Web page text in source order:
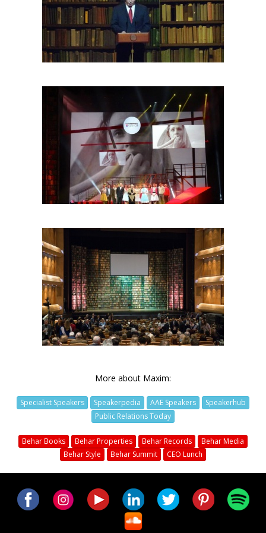
More about Maxim:
Specialist Speakers Speakerpedia AAE Speakers
Speakerhub
Public Relations Today
Behar Books Behar Properties Behar Records
Behar Media
Behar Style
Behar Summit CEO Lunch